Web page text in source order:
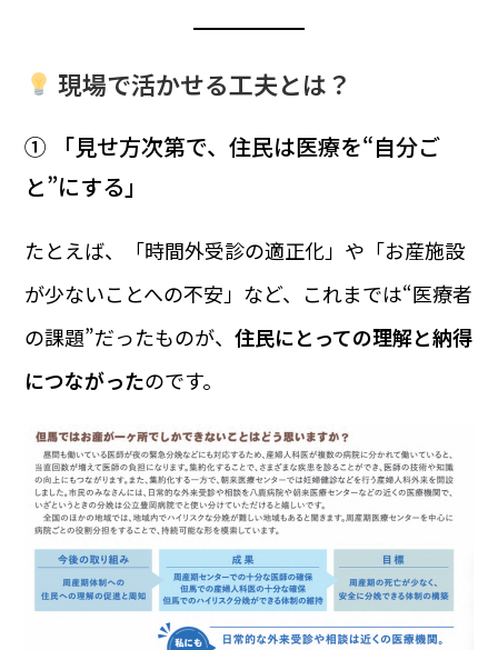
現場で活かせる工夫とは？
① 「見せ方次第で、住民は医療を“自分ご
と”にする」
たとえば、「時間外受診の適正化」や「お産施設
が少ないことへの不安」など、これまでは“医療者
の課題”だったものが、住民にとっての理解と納得
につながったのです。